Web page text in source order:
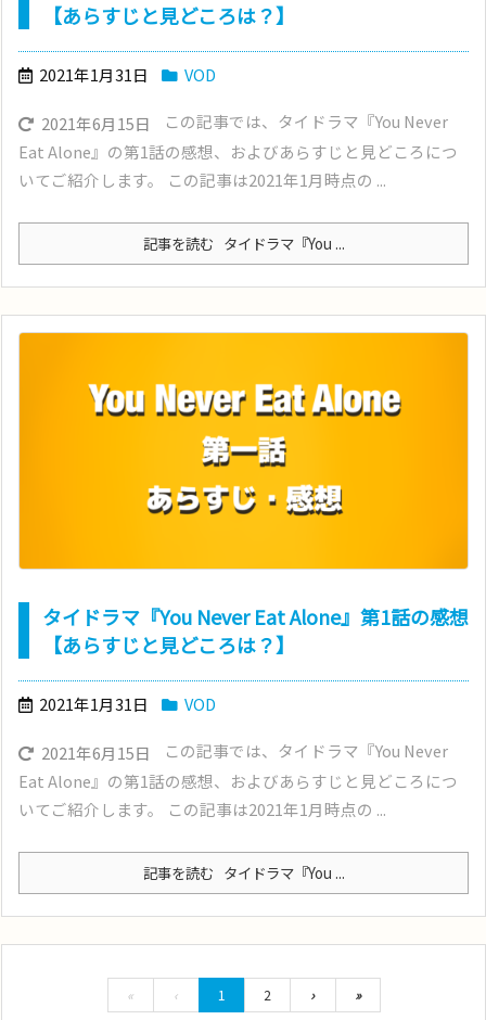
【あらすじと見どころは？】
2021年1月31日 VOD
2021年6月15日
この記事では、タイドラマ『You Never
Eat Alone』の第1話の感想、およびあらすじと見どころにつ
いてご紹介します。 この記事は2021年1月時点の ...
記事を読む タイドラマ『You ...
タイドラマ『You Never Eat Alone』第1話の感想
【あらすじと見どころは？】
2021年1月31日 VOD
2021年6月15日
この記事では、タイドラマ『You Never
Eat Alone』の第1話の感想、およびあらすじと見どころにつ
いてご紹介します。 この記事は2021年1月時点の ...
記事を読む タイドラマ『You ...
« ‹ 1 2 › »